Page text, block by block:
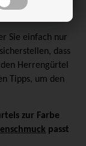
Sie einfach nur
dass
Herrengürtel
Tipps, um den
zur Farbe
passt